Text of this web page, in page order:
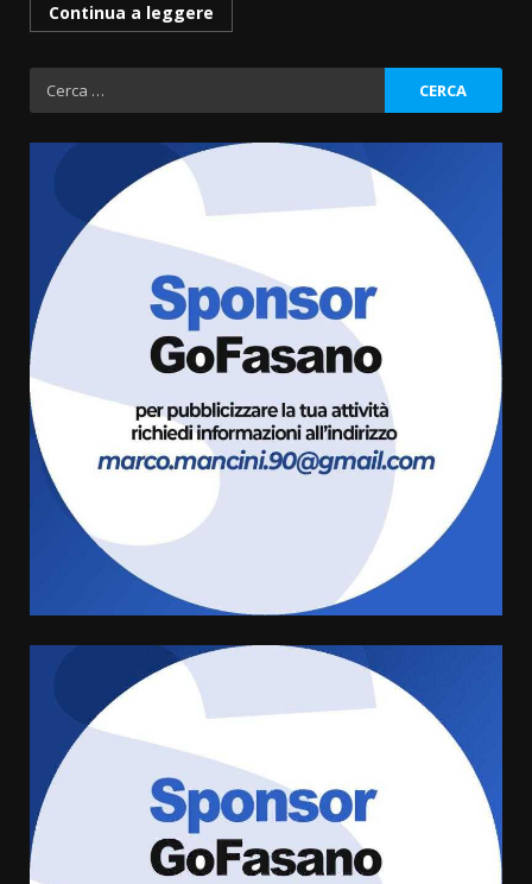
Continua a leggere
Ricerca
per:
Serie D, l’Us Fasano non molla e
conferma di voler ricorrere per
8 Agosto 2026 19:55
La Banda Città di Fasano apre
ufficialmente la Festa di
Savelletri
grande spettacolo con Uccio De
Santis
8 Agosto 2026 07:30
Politiche Giovanili e Mobilità
Sostenibile: premiati gli studenti
universitari del bando “La strada
giusta”
8 Agosto 2026 07:15